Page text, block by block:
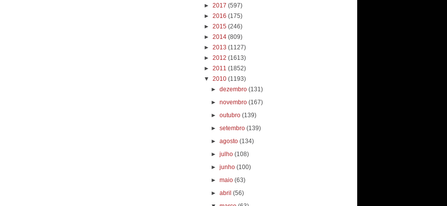
► 2017 (597)
► 2016 (175)
► 2015 (246)
► 2014 (809)
► 2013 (1127)
► 2012 (1613)
► 2011 (1852)
▼ 2010 (1193)
►dezembro(131)
►novembro(167)
►outubro(139)
►setembro(139)
►agosto(134)
►julho(108)
►junho(100)
►maio(63)
►abril(56)